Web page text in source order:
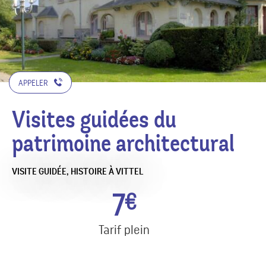
APPELER
Visites guidées du
patrimoine architectural
VISITE GUIDÉE, HISTOIRE À VITTEL
7€
Tarif plein